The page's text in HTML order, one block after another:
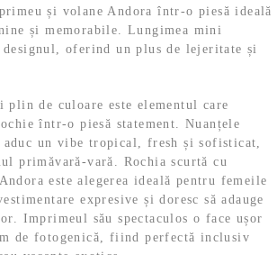
și volane Andora într-o piesă ideală
și memorabile. Lungimea mini
designul, oferind un plus de lejeritate și
de culoare este elementul care
într-o piesă statement. Nuanțele
aduc un vibe tropical, fresh și sofisticat,
primăvară-vară. Rochia scurtă cu
este alegerea ideală pentru femeile
expresive și doresc să adauge
Imprimeul său spectaculos o face ușor
de fotogenică, fiind perfectă inclusiv